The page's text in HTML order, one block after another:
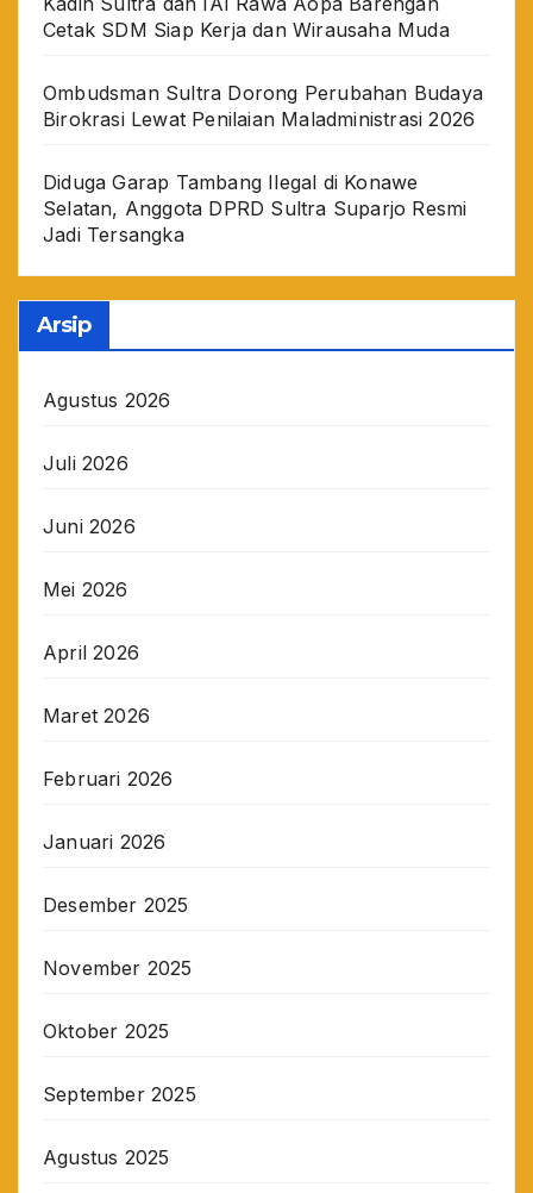
Cetak SDM Siap Kerja dan Wirausaha Muda
Ombudsman Sultra Dorong Perubahan Budaya
Birokrasi Lewat Penilaian Maladministrasi 2026
Diduga Garap Tambang Ilegal di Konawe
Selatan, Anggota DPRD Sultra Suparjo Resmi
Jadi Tersangka
Arsip
Agustus 2026
Juli 2026
Juni 2026
Mei 2026
April 2026
Maret 2026
Februari 2026
Januari 2026
Desember 2025
November 2025
Oktober 2025
September 2025
Agustus 2025